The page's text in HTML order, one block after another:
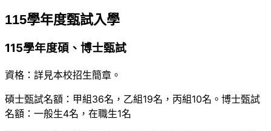
115學年度甄試入學
115學年度碩、博士甄試
資格：詳見本校招生簡章。
碩士甄試名額：甲組36名，乙組19名，丙組10名。博士甄試
名額：一般生4名，在職生1名